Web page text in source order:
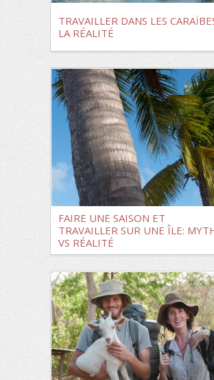
TRAVAILLER DANS LES
LA RÉALITÉ
FAIRE UNE SAISON ET
TRAVAILLER SUR UNE ÎLE:
VS RÉALITÉ